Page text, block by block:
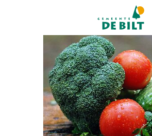
Mijn De Bilt
(Verwijst